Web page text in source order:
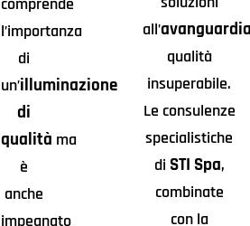
l’importanza
di
un’illuminazione
di
qualità ma
è
anche
impegnato
all’
qualità
insuperabile.
Le consulenze
specialistiche
di STI Spa,
combinate
con la